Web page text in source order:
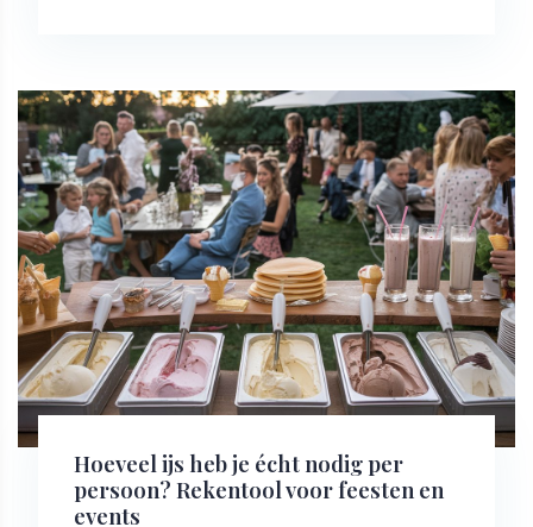
Hoeveel ijs heb je écht nodig per
persoon? Rekentool voor feesten en
events